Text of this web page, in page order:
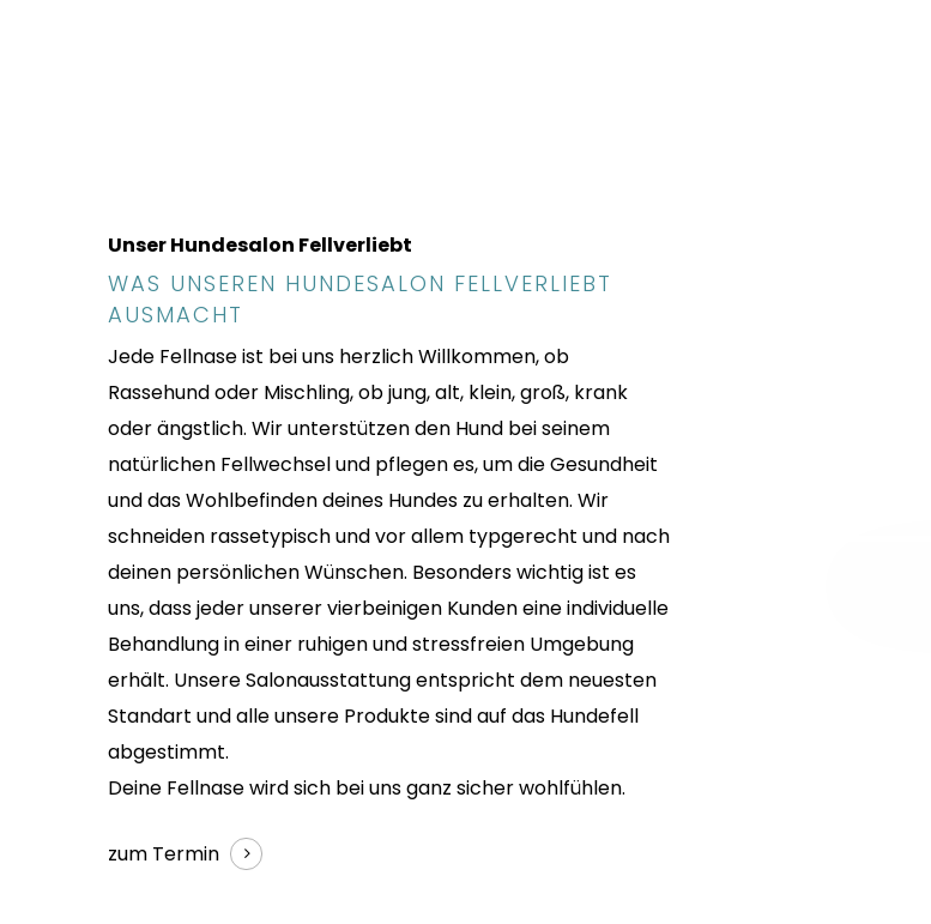
Unser Hundesalon Fellverliebt
WAS UNSEREN HUNDESALON FELLVERLIEBT
AUSMACHT
Jede Fellnase ist bei uns herzlich Willkommen, ob
Rassehund oder Mischling, ob jung, alt, klein, groß, krank
oder ängstlich. Wir unterstützen den Hund bei seinem
natürlichen Fellwechsel und pflegen es, um die Gesundheit
und das Wohlbefinden deines Hundes zu erhalten. Wir
schneiden rassetypisch und vor allem typgerecht und nach
deinen persönlichen Wünschen. Besonders wichtig ist es
uns, dass jeder unserer vierbeinigen Kunden eine individuelle
Behandlung in einer ruhigen und stressfreien Umgebung
erhält. Unsere Salonausstattung entspricht dem neuesten
Standart und alle unsere Produkte sind auf das Hundefell
abgestimmt.
Deine Fellnase wird sich bei uns ganz sicher wohlfühlen.
zum Termin